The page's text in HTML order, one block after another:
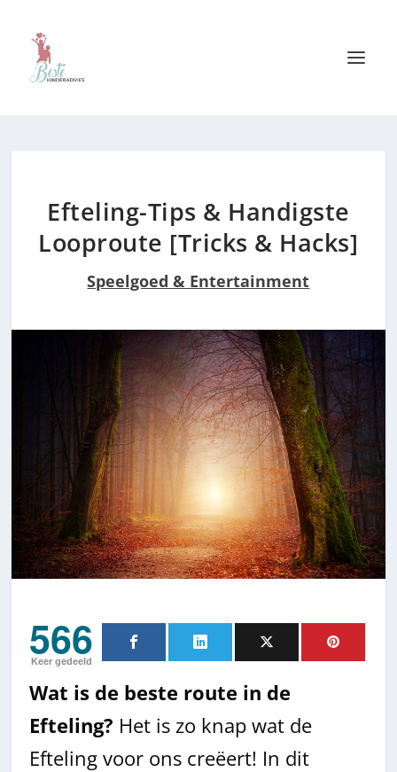
Efteling-Tips & Handigste
Looproute [Tricks & Hacks]
Speelgoed & Entertainment
566
Keer gedeeld
Wat is de beste route in de
Efteling? Het is zo knap wat de
Efteling voor ons creëert! In dit